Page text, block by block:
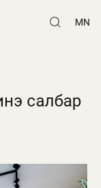
MN
салбар